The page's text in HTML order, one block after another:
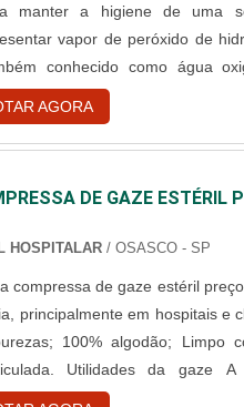
manter a higiene de uma
vapor de peróxido de
conhecido como água
eficiente, aplicável a
de manuseio.
AGORA
DE GAZE ESTÉRIL
HOSPITALAR/ OSASCO - SP
compressa de gaze estéril
principalmente em hospitais e clínicas,
100% algodão; Limpo
gaze A gaze estéril possui um material muito
e por isso é usada